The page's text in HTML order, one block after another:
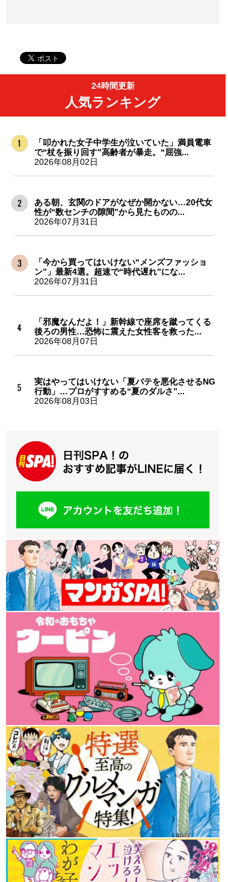
24時間更新
人気ランキング
「叩かれた女子中学生が泣いていた」満員電車
で“杖を振り回す”高齢者が暴走。“屈強...
2026年08月02日
ある朝、玄関のドアがなぜか開かない…20代女
性が“数センチの隙間”から見たものの...
2026年07月31日
「今から買ってはいけない“メンズファッショ
ン”」最新4選。超速で“時代遅れ”にな...
2026年07月31日
「邪魔なんだよ！」新幹線で座席を蹴ってくる
後ろの男性…恐怖に震えた女性客を救った...
2026年08月07日
実はやってはいけない「夏バテを悪化させるNG
行動」…プロがすすめる“夏のダルさ”...
2026年08月03日